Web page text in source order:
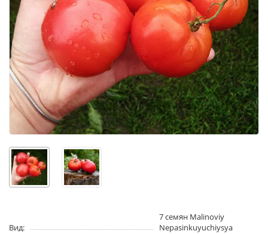
Вид:
7 семян Malinoviy
Nepasinkuyuchiysya